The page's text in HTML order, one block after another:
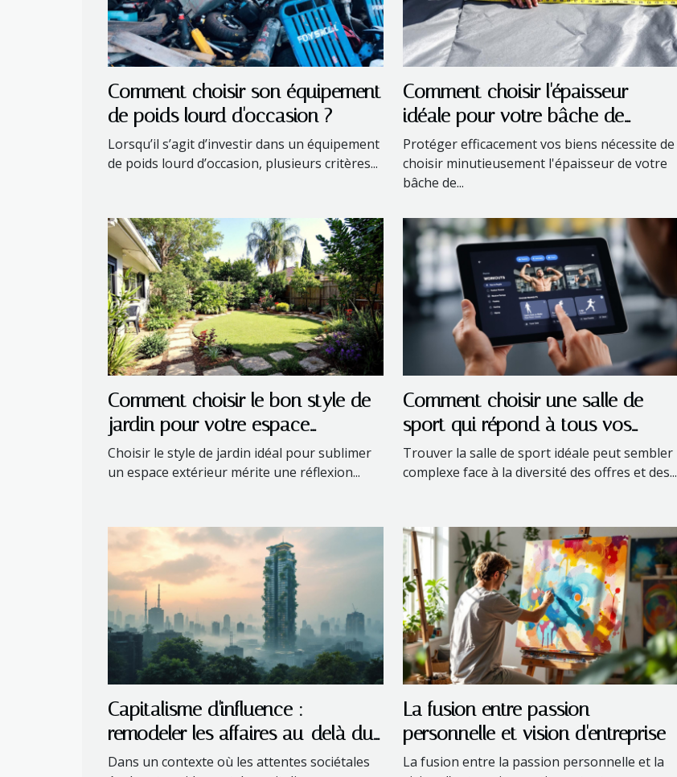
Comment choisir son équipement
de poids lourd d'occasion ?
Lorsqu’il s’agit d’investir dans un équipement
de poids lourd d’occasion, plusieurs critères...
Comment choisir l'épaisseur
idéale pour votre bâche de
protection ?
Protéger efficacement vos biens nécessite de
choisir minutieusement l'épaisseur de votre
bâche de...
Comment choisir le bon style de
jardin pour votre espace
extérieur ?
Choisir le style de jardin idéal pour sublimer
un espace extérieur mérite une réflexion...
Comment choisir une salle de
sport qui répond à tous vos
besoins ?
Trouver la salle de sport idéale peut sembler
complexe face à la diversité des offres et des...
Capitalisme d'influence :
remodeler les affaires au-delà du
profit immédiat
Dans un contexte où les attentes sociétales
La fusion entre passion
personnelle et vision d'entreprise
La fusion entre la passion personnelle et la